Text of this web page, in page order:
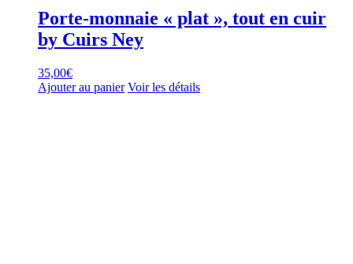
Porte-monnaie « plat », tout en cuir
by Cuirs Ney
35,00€
Ajouter au panier Voir les détails